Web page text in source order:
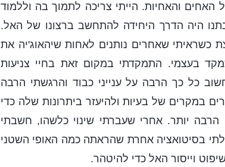
האחים והאחיות. הייתי צריכה לתמוך בה וללמוד
היה הדרך היחידה להתחשב ברצונו של האל.
כשראיתי שאחרים נותנים לאחות שיהאוג'יה את
בעצמי. התמקדתי במקום זאת בחיי צניעות
כל כך הרבה על ענייני כבוד והרגשתי הרבה
במקרים של בעיות ולהיעזר ביתרונות שלה כדי
יותר. אחרי שעברתי שינוי כלשהו, חשבתי
בסיטואציה אחרת שהראתה כמה האופי השטני
וייסור האל כדי להיטהר.